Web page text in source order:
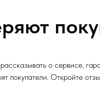
о сервисе,
покупатели. Откройте